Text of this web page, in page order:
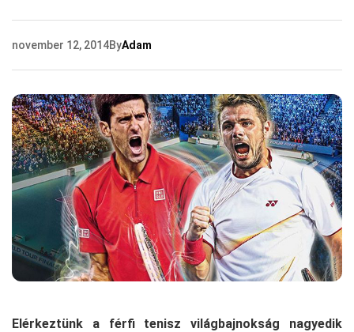
november 12, 2014ByAdam
Elérkeztünk a férfi tenisz világbajnokság nagyedik